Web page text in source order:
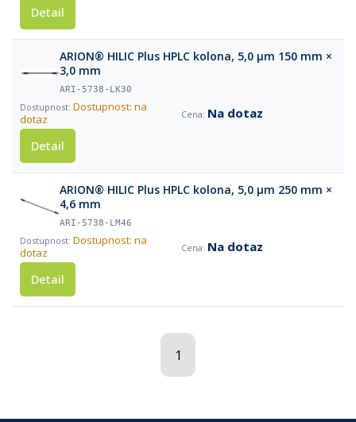
Detail
ARION® HILIC Plus HPLC kolona, 5,0 µm 150 mm ×
3,0 mm
ARI-5738-LK30
Dostupnost: na
dotaz
Na dotaz
Detail
ARION® HILIC Plus HPLC kolona, 5,0 µm 250 mm ×
4,6 mm
ARI-5738-LM46
Dostupnost: na
dotaz
Na dotaz
Detail
1